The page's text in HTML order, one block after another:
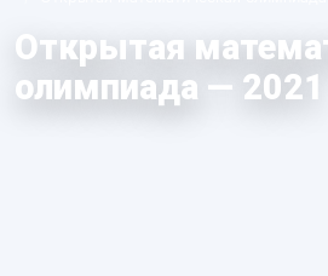
Открытая
олимпиада — 2021